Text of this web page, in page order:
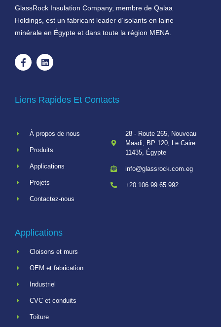
GlassRock Insulation Company, membre de Qalaa
Holdings, est un fabricant leader d’isolants en laine
minérale en Égypte et dans toute la région MENA.
Liens Rapides Et Contacts
À propos de nous
Produits
Applications
Projets
Contactez-nous
28 - Route 265, Nouveau
Maadi, BP 120, Le Caire
11435, Égypte
info@glassrock.com.eg
+20 106 99 65 992
Applications
Cloisons et murs
OEM et fabrication
Industriel
CVC et conduits
Toiture